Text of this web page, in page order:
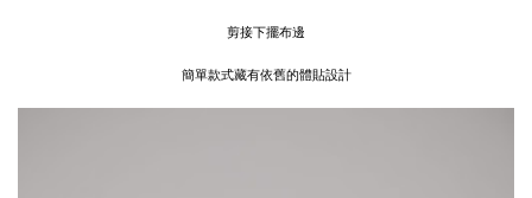
剪接下擺布邊
簡單款式藏有依舊的體貼設計